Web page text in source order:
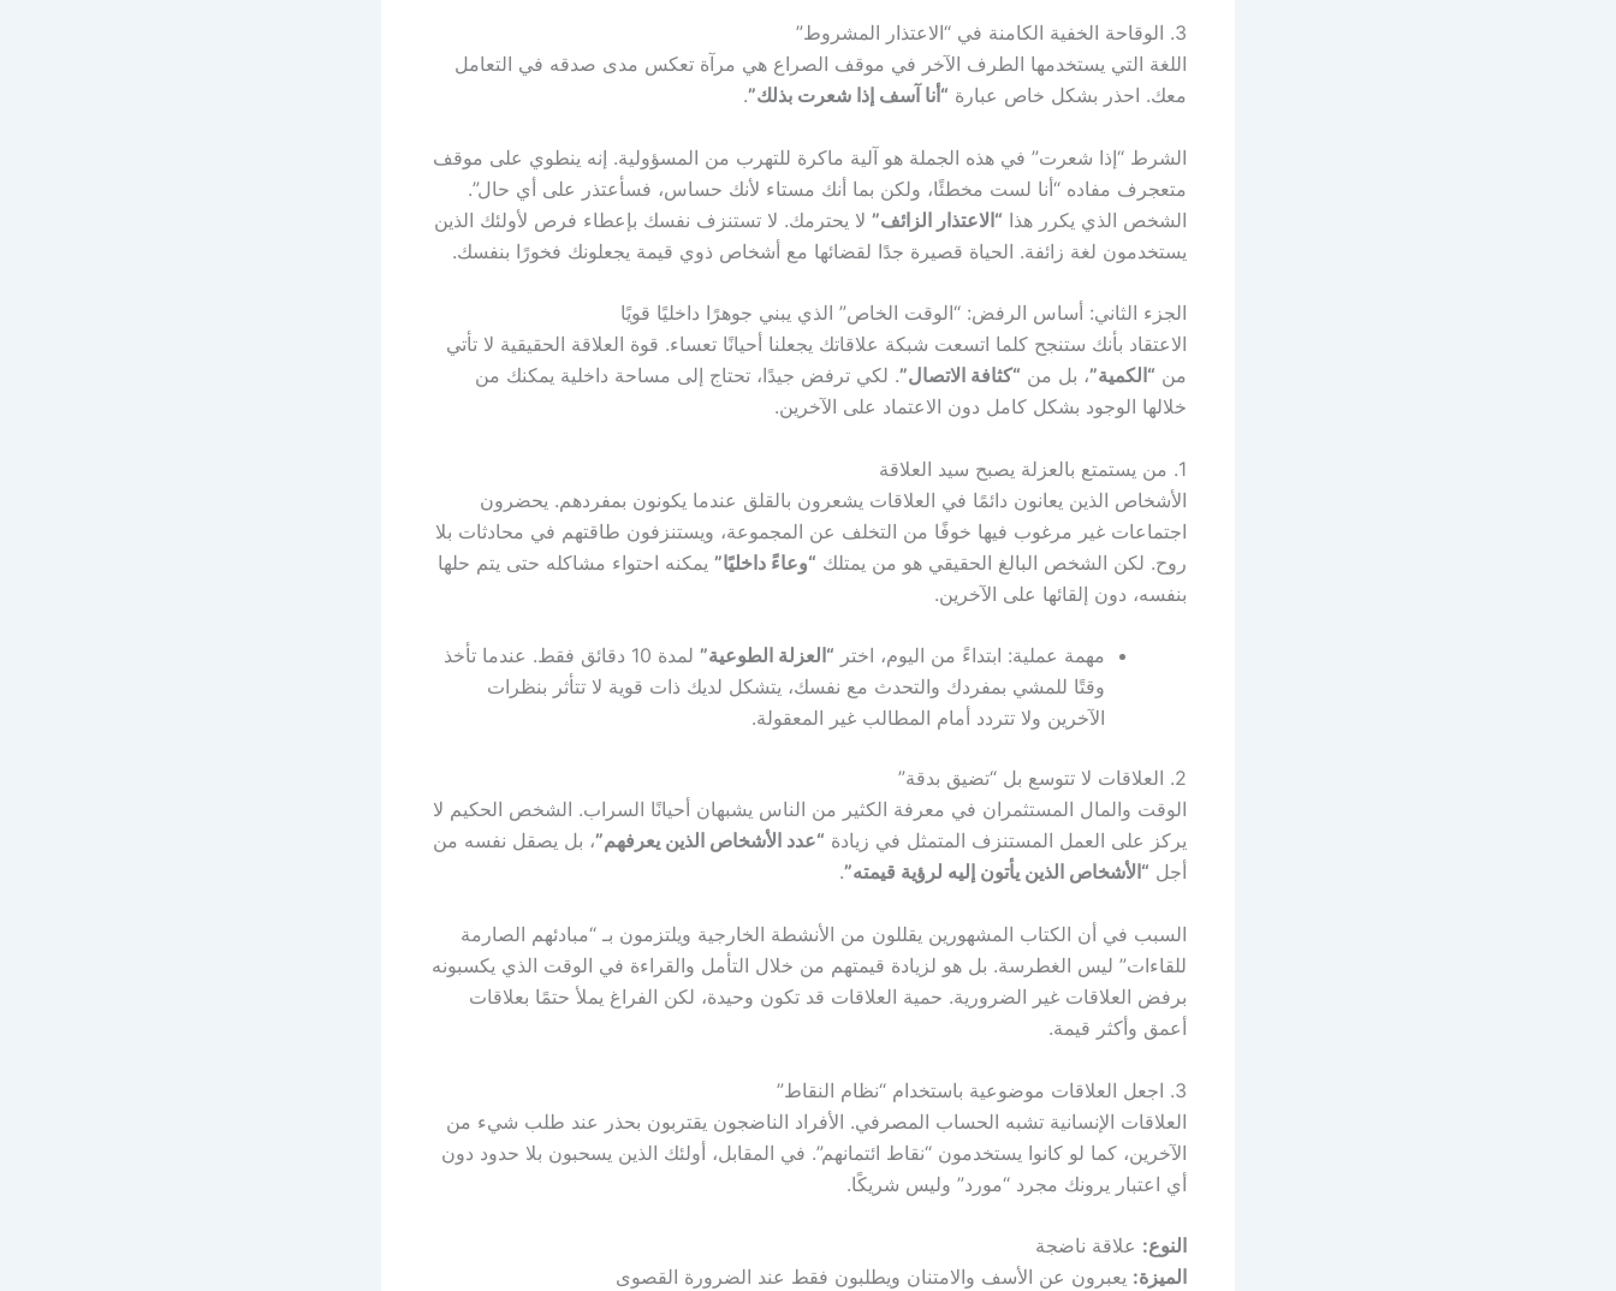
3. الوقاحة الخفية الكامنة في “الاعتذار المشروط”
اللغة التي يستخدمها الطرف الآخر في موقف الصراع هي مرآة تعكس مدى صدقه في التعامل
معك. احذر بشكل خاص عبارة “أنا آسف إذا شعرت بذلك”.
الشرط “إذا شعرت” في هذه الجملة هو آلية ماكرة للتهرب من المسؤولية. إنه ينطوي على موقف
متعجرف مفاده “أنا لست مخطئًا، ولكن بما أنك مستاء لأنك حساس، فسأعتذر على أي حال”.
الشخص الذي يكرر هذا “الاعتذار الزائف” لا يحترمك. لا تستنزف نفسك بإعطاء فرص لأولئك الذين
يستخدمون لغة زائفة. الحياة قصيرة جدًا لقضائها مع أشخاص ذوي قيمة يجعلونك فخورًا بنفسك.
الجزء الثاني: أساس الرفض: “الوقت الخاص” الذي يبني جوهرًا داخليًا قويًا
الاعتقاد بأنك ستنجح كلما اتسعت شبكة علاقاتك يجعلنا أحيانًا تعساء. قوة العلاقة الحقيقية لا تأتي
من “الكمية”، بل من “كثافة الاتصال”. لكي ترفض جيدًا، تحتاج إلى مساحة داخلية يمكنك من
خلالها الوجود بشكل كامل دون الاعتماد على الآخرين.
1. من يستمتع بالعزلة يصبح سيد العلاقة
الأشخاص الذين يعانون دائمًا في العلاقات يشعرون بالقلق عندما يكونون بمفردهم. يحضرون
اجتماعات غير مرغوب فيها خوفًا من التخلف عن المجموعة، ويستنزفون طاقتهم في محادثات بلا
روح. لكن الشخص البالغ الحقيقي هو من يمتلك “وعاءً داخليًا” يمكنه احتواء مشاكله حتى يتم حلها
بنفسه، دون إلقائها على الآخرين.
مهمة عملية: ابتداءً من اليوم، اختر “العزلة الطوعية”
لمدة 10 دقائق فقط. عندما تأخذ
وقتًا للمشي بمفردك والتحدث مع نفسك، يتشكل لديك ذات قوية لا تتأثر بنظرات
الآخرين ولا تتردد أمام المطالب غير المعقولة.
2. العلاقات لا تتوسع بل “تضيق بدقة”
الوقت والمال المستثمران في معرفة الكثير من الناس يشبهان أحيانًا السراب. الشخص الحكيم لا
يركز على العمل المستنزف المتمثل في زيادة “عدد الأشخاص الذين يعرفهم”، بل يصقل نفسه من
أجل “الأشخاص الذين يأتون إليه لرؤية قيمته”.
السبب في أن الكتاب المشهورين يقللون من الأنشطة الخارجية ويلتزمون بـ “مبادئهم الصارمة
للقاءات” ليس الغطرسة. بل هو لزيادة قيمتهم من خلال التأمل والقراءة في الوقت الذي يكسبونه
برفض العلاقات غير الضرورية. حمية العلاقات قد تكون وحيدة، لكن الفراغ يملأ حتمًا بعلاقات
أعمق وأكثر قيمة.
3. اجعل العلاقات موضوعية باستخدام “نظام النقاط”
العلاقات الإنسانية تشبه الحساب المصرفي. الأفراد الناضجون يقتربون بحذر عند طلب شيء من
الآخرين، كما لو كانوا يستخدمون “نقاط ائتمانهم”. في المقابل، أولئك الذين يسحبون بلا حدود دون
أي اعتبار يرونك مجرد “مورد” وليس شريكًا.
النوع: علاقة ناضجة
الميزة: يعبرون عن الأسف والامتنان ويطلبون فقط عند الضرورة القصوى